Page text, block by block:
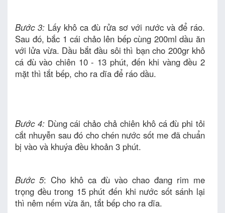
Bước 3: Lấy khô ca đù rửa sơ với nước và để ráo.
Sau đó, bắc 1 cái chảo lên bếp cùng 200ml dầu ăn
với lửa vừa. Dầu bắt đầu sôi thì bạn cho 200gr khô
cá đù vào chiên 10 - 13 phút, đến khi vàng đều 2
mặt thì tắt bếp, cho ra dĩa để ráo dầu.
Bước 4:Dùng cái chảo chả chiên khô cá đù phi tỏi
cắt nhuyễn sau đó cho chén nước sốt me đã chuẩn
bị vào và khuýa đều khoản 3 phút.
Bước 5: Cho khô ca đù vào chao đang rim me
trọng đều trong 15 phút đến khi nước sốt sánh lại
thì nêm nếm vừa ăn, tắt bếp cho ra dĩa.